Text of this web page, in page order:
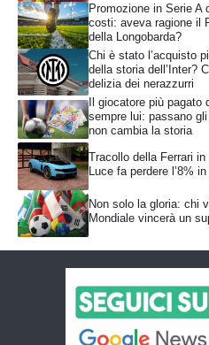
Promozione in Serie A
costi: aveva ragione il
della Longobarda?
Chi è stato l’acquisto
della storia dell’Inter?
delizia dei nerazzurri
Il giocatore più pagato
sempre lui: passano
non cambia la storia
Tracollo della Ferrari
Luce fa perdere l’8%
Non solo la gloria: chi
Mondiale vincerà un